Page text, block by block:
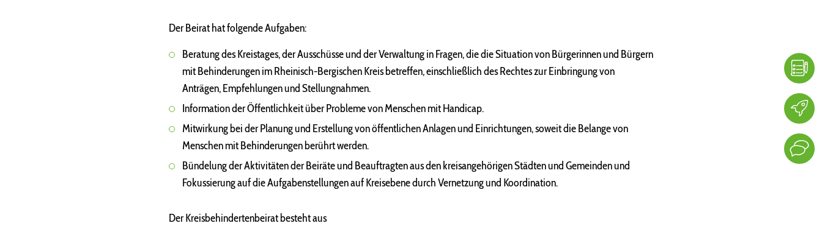
Der Beirat hat folgende Aufgaben:
Beratung des Kreistages, der Ausschüsse und der Verwaltung in Fragen, die die Situation von Bürgerinnen und Bürgern
mit Behinderungen im Rheinisch-Bergischen Kreis betreffen, einschließlich des Rechtes zur Einbringung von
Anträgen, Empfehlungen und Stellungnahmen.
Information der Öffentlichkeit über Probleme von Menschen mit Handicap.
Mitwirkung bei der Planung und Erstellung von öffentlichen Anlagen und Einrichtungen, soweit die Belange von
Menschen mit Behinderungen berührt werden.
Bündelung der Aktivitäten der Beiräte und Beauftragten aus den kreisangehörigen Städten und Gemeinden und
Fokussierung auf die Aufgabenstellungen auf Kreisebene durch Vernetzung und Koordination.
Der Kreisbehindertenbeirat besteht aus